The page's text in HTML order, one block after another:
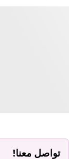
تواصل معنا!